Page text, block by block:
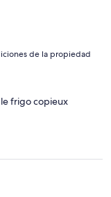
de la propiedad
frigo copieux